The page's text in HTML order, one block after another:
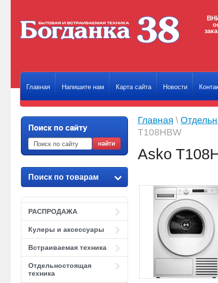
Главная Напишите нам Карта сайта Новости
Поиск по товарам
РАСПРОДАЖА
Кулеры и аксессуары
Встраиваемая техника
Отдельностоящая
техника
Главная \
T108HBW
Asko